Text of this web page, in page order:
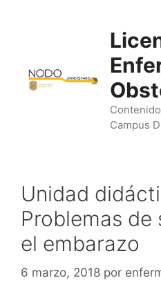
Campus
Unidad
Problemas
el embarazo
6 marzo, 2018 por